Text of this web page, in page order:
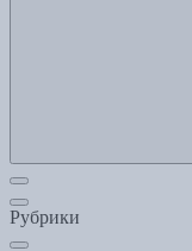
Рубрики